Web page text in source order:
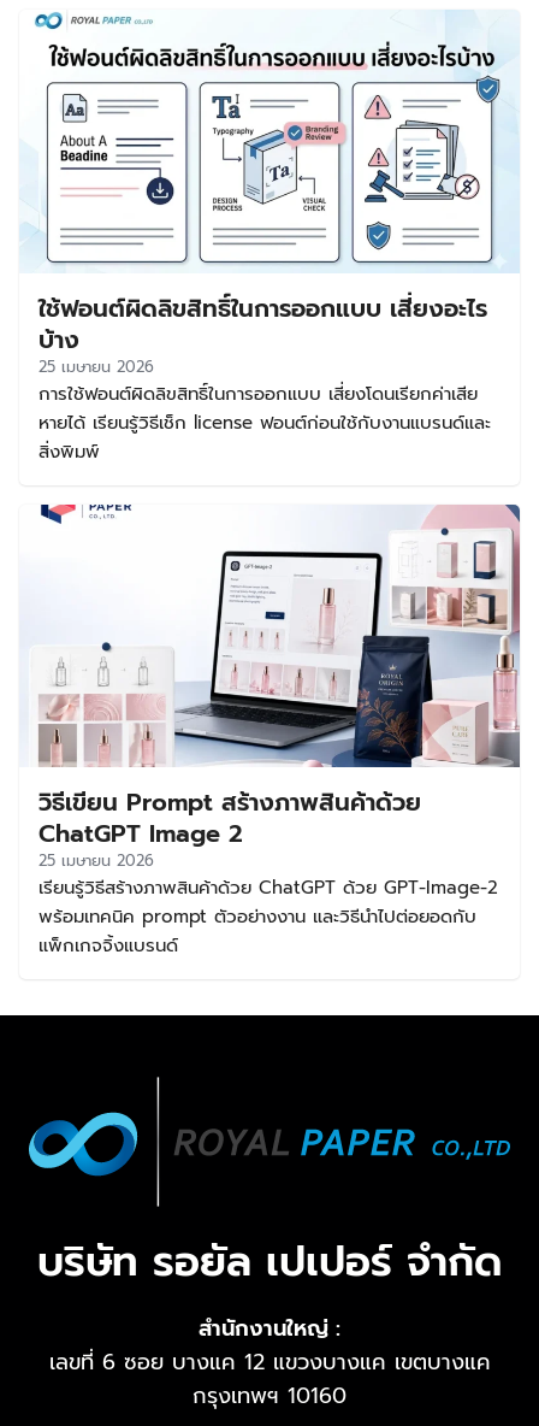
ฟอนต์แต่ละชุดมีเงื่อนไขต่างกัน บางตัวใช้ฟรีเฉพาะงานส่วนตัว
บางตัวใช้ฟรีกับงานเชิงพาณิชย์ได้จริง บทความนี้จึงรวบรวม
แนวทางเลือกฟอนต์ฟรีใช้ได้เชิงพาณิชย์ พร้อมแนะนำกลุ่ม
ฟอนต์ที่เหมาะกับงานออกแบบ งานพิมพ์ โลโก้ และแพ็กเกจจิ้ง
เพื่อให้คุณใช้งานได้อย่างมั่นใจและไม่เสี่ยงเรื่องลิขสิทธิ์ ฟอนต์
ฟรีใช้เชิงพาณิชย์ คืออะไร และสำคัญอย่างไร คำว่า ฟอนต์ฟรี
ใช้เชิงพาณิชย์ หมายถึงฟอนต์ที่เจ้าของลิขสิทธิ์อนุญาตให้นำไป
ใช้ในงานที่มีเป้าหมายทางธุรกิจได้ เช่น ทำสื่อโฆษณา ออกแบบ
แพ็กเกจจิ้ง ทำโลโก้ ออกแบบเมนู ป้ายร้าน โพสต์ขายสินค้า
หรือเอกสารทางการตลาดต่างๆ โดยไม่จำเป็นต้องซื้อไลเซนส์
เพิ่มเติมในขอบเขตที่กำหนด จุดสำคัญคือคำว่า “ฟรี” ไม่ได้แปล
ว่าใช้ได้ทุกแบบเสมอไป บางฟอนต์ให้ใช้ฟรีเฉพาะงานส่วนตัว แต่
หากนำไปใช้ขายของ หรือใช้สร้างแบรนด์ อาจเข้าข่ายละเมิดสิทธิ์
ได้ ดังนั้นก่อนดาวน์โหลดฟอนต์ฟรีใช้ขายของ ควรอ่านเงื่อนไข
การใช้งานให้ชัดเจนทุกครั้ง การเลือกฟอนต์ที่ถูกต้องตั้งแต่ต้น
จะช่วยลดความเสี่ยงทางกฎหมาย ทำให้งานดูน่าเชื่อถือขึ้น และ
กว่าฟอนต์ใช้ฟรีและใช้เชิงพาณิชย์ได้จริง ก่อนใช้งานฟอนต์ใดๆ
ควรเช็กจากแหล่งที่มาหลัก ไม่ใช่ดูแค่คำว่า free download
บนเว็บไซต์รวมฟอนต์ เพราะข้อมูลอาจไม่ครบหรือไม่อัปเดต วิธี
ใช้ฟอนต์ผิดลิขสิทธิ์ในการออกแบบ เสี่ยงอะไร
บ้าง
25 เมษายน 2026
การใช้ฟอนต์ผิดลิขสิทธิ์ในการออกแบบ เสี่ยงโดนเรียกค่าเสีย
หายได้ เรียนรู้วิธีเช็ก license ฟอนต์ก่อนใช้กับงานแบรนด์และ
สิ่งพิมพ์
วิธีเขียน Prompt สร้างภาพสินค้าด้วย
ChatGPT Image 2
25 เมษายน 2026
เรียนรู้วิธีสร้างภาพสินค้าด้วย ChatGPT ด้วย GPT-Image-2
พร้อมเทคนิค prompt ตัวอย่างงาน และวิธีนำไปต่อยอดกับ
แพ็กเกจจิ้งแบรนด์
บริษัท รอยัล เปเปอร์ จำกัด
สำนักงานใหญ่ :
เลขที่ 6 ซอย บางแค 12 แขวงบางแค เขตบางแค
กรุงเทพฯ 10160